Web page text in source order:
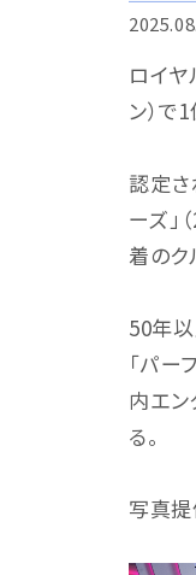
ロイヤ
ン）で
認定さ
ーズ」
着のク
50年
「パー
内エン
る。
写真